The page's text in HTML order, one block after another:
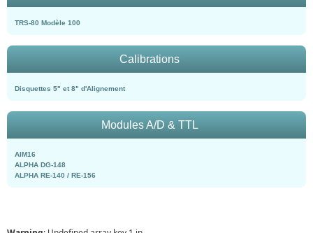
TRS-80 Modèle 100
Calibrations
Disquettes 5" et 8" d'Alignement
Modules A/D & TTL
AIM16
ALPHA DG-148
ALPHA RE-140 / RE-156